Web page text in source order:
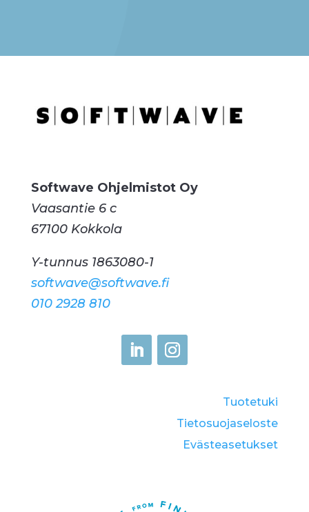
Softwave Ohjelmistot Oy
Vaasantie 6 c
67100 Kokkola
Y-tunnus 1863080-1
softwave@softwave.fi
010 2928 810
Tuotetuki
Tietosuojaseloste
Eväste­asetukset